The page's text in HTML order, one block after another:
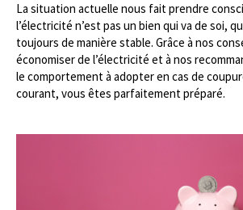
La situation actuelle nous fait prendre
l’électricité n’est pas un bien qui va de soi,
toujours de manière stable. Grâce à nos
économiser de l’électricité et à nos
le comportement à adopter en cas de
courant, vous êtes parfaitement préparé.